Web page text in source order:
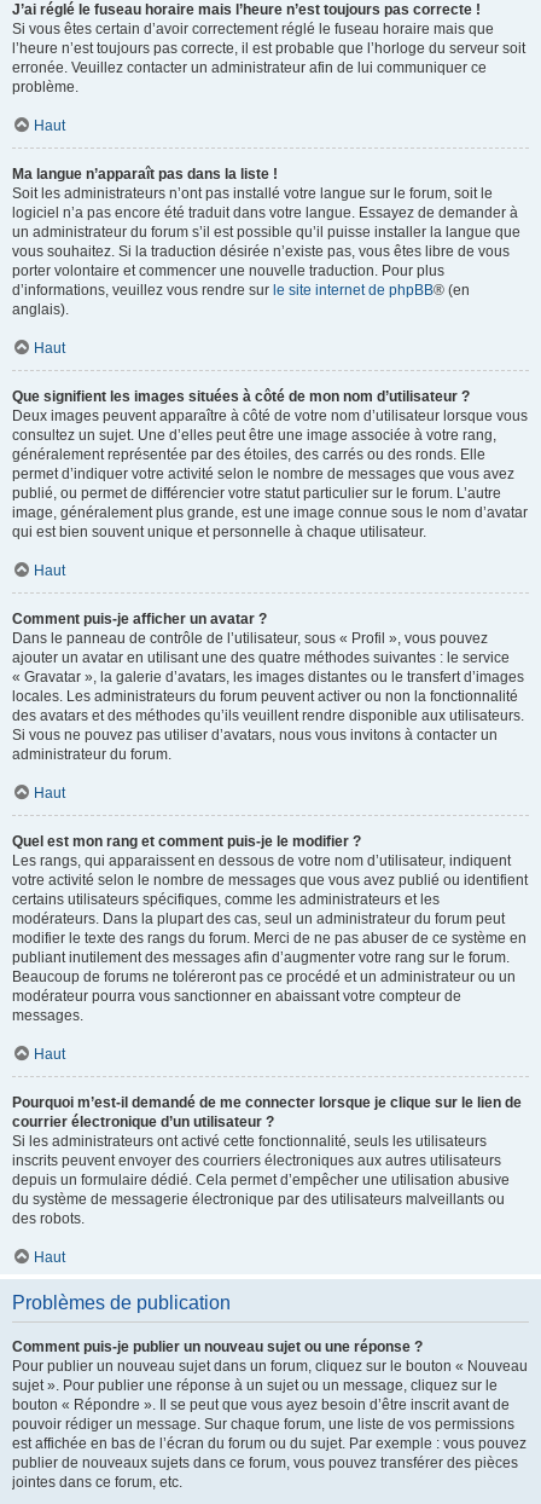
J’ai réglé le fuseau horaire mais l’heure n’est toujours pas correcte !
Si vous êtes certain d’avoir correctement réglé le fuseau horaire mais que
l’heure n’est toujours pas correcte, il est probable que l’horloge du serveur soit
erronée. Veuillez contacter un administrateur afin de lui communiquer ce
problème.
Haut
Ma langue n’apparaît pas dans la liste !
Soit les administrateurs n’ont pas installé votre langue sur le forum, soit le
logiciel n’a pas encore été traduit dans votre langue. Essayez de demander à
un administrateur du forum s’il est possible qu’il puisse installer la langue que
vous souhaitez. Si la traduction désirée n’existe pas, vous êtes libre de vous
porter volontaire et commencer une nouvelle traduction. Pour plus
d’informations, veuillez vous rendre sur le site internet de phpBB® (en
anglais).
Haut
Que signifient les images situées à côté de mon nom d’utilisateur ?
Deux images peuvent apparaître à côté de votre nom d’utilisateur lorsque vous
consultez un sujet. Une d’elles peut être une image associée à votre rang,
généralement représentée par des étoiles, des carrés ou des ronds. Elle
permet d’indiquer votre activité selon le nombre de messages que vous avez
publié, ou permet de différencier votre statut particulier sur le forum. L’autre
image, généralement plus grande, est une image connue sous le nom d’avatar
qui est bien souvent unique et personnelle à chaque utilisateur.
Haut
Comment puis-je afficher un avatar ?
Dans le panneau de contrôle de l’utilisateur, sous « Profil », vous pouvez
ajouter un avatar en utilisant une des quatre méthodes suivantes : le service
« Gravatar », la galerie d’avatars, les images distantes ou le transfert d’images
locales. Les administrateurs du forum peuvent activer ou non la fonctionnalité
des avatars et des méthodes qu’ils veuillent rendre disponible aux utilisateurs.
Si vous ne pouvez pas utiliser d’avatars, nous vous invitons à contacter un
administrateur du forum.
Haut
Quel est mon rang et comment puis-je le modifier ?
Les rangs, qui apparaissent en dessous de votre nom d’utilisateur, indiquent
votre activité selon le nombre de messages que vous avez publié ou identifient
certains utilisateurs spécifiques, comme les administrateurs et les
modérateurs. Dans la plupart des cas, seul un administrateur du forum peut
modifier le texte des rangs du forum. Merci de ne pas abuser de ce système en
publiant inutilement des messages afin d’augmenter votre rang sur le forum.
Beaucoup de forums ne toléreront pas ce procédé et un administrateur ou un
modérateur pourra vous sanctionner en abaissant votre compteur de
messages.
Haut
Pourquoi m’est-il demandé de me connecter lorsque je clique sur le lien de
courrier électronique d’un utilisateur ?
Si les administrateurs ont activé cette fonctionnalité, seuls les utilisateurs
inscrits peuvent envoyer des courriers électroniques aux autres utilisateurs
depuis un formulaire dédié. Cela permet d’empêcher une utilisation abusive
du système de messagerie électronique par des utilisateurs malveillants ou
des robots.
Haut
Problèmes de publication
Comment puis-je publier un nouveau sujet ou une réponse ?
Pour publier un nouveau sujet dans un forum, cliquez sur le bouton « Nouveau
sujet ». Pour publier une réponse à un sujet ou un message, cliquez sur le
bouton « Répondre ». Il se peut que vous ayez besoin d’être inscrit avant de
pouvoir rédiger un message. Sur chaque forum, une liste de vos permissions
est affichée en bas de l’écran du forum ou du sujet. Par exemple : vous pouvez
publier de nouveaux sujets dans ce forum, vous pouvez transférer des pièces
jointes dans ce forum, etc.